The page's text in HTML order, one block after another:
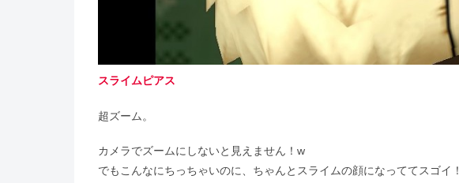
スライムピアス
超ズーム。
カメラでズームにしないと見えません！w
でもこんなにちっちゃいのに、ちゃんとスライムの顔になっててスゴイ！